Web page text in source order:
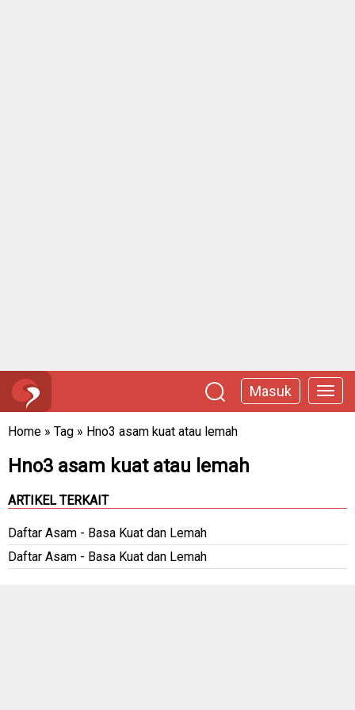
Masuk
Home » Tag » Hno3 asam kuat atau lemah
Hno3 asam kuat atau lemah
ARTIKEL TERKAIT
Daftar Asam - Basa Kuat dan Lemah
Daftar Asam - Basa Kuat dan Lemah